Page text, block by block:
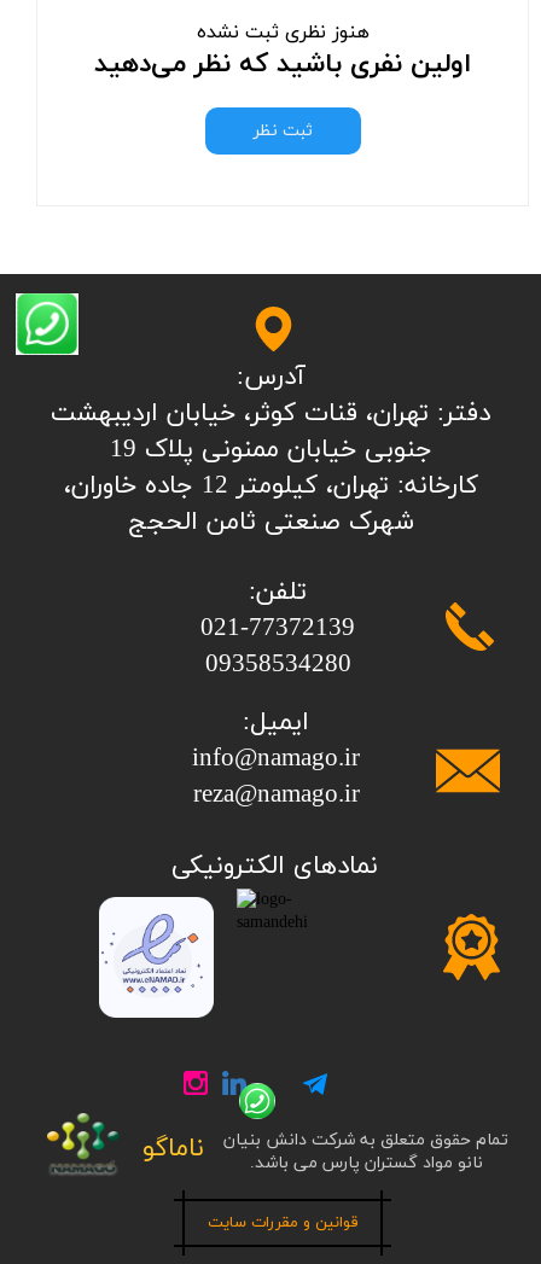
هنوز نظری ثبت نشده
اولین نفری باشید که نظر می‌دهید
ثبت نظر
تمام حقوق متعلق به شرکت دانش بنیان
نانو مواد گستران پارس می باشد.
ناماگو
تلفن:
​​​​​​​021-77372139
​​​​​​​09358534280
آدرس:
​​​​​​​​دفتر: تهران، قنات کوثر، خیابان اردیبهشت
جنوبی خیابان ممنونی پلاک 19
کارخانه: تهران، کیلومتر 12 جاده خاوران،
شهرک صنعتی ثامن الحجج
ایمیل:
info@namago.ir
​​​​​​​reza@namago.ir
​نمادهای الکترونیکی
قوانین و مقررات سایت